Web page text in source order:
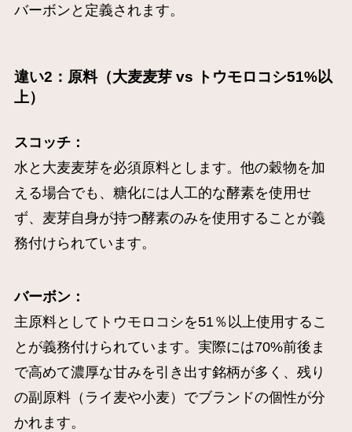
バーボンと定義されます。
違い2：原料（大麦麦芽 vs トウモロコシ51%以
上）
スコッチ：
水と大麦麦芽を必須原料とします。他の穀物を加
える場合でも、糖化には人工的な酵素を使用せ
ず、麦芽自身が持つ酵素のみを使用することが義
務付けられています。
バーボン：
主原料としてトウモロコシを51％以上使用するこ
とが義務付けられています。実際には70%前後ま
で高めて濃厚な甘みを引き出す銘柄が多く、残り
の副原料（ライ麦や小麦）でブランドの個性が分
かれます。